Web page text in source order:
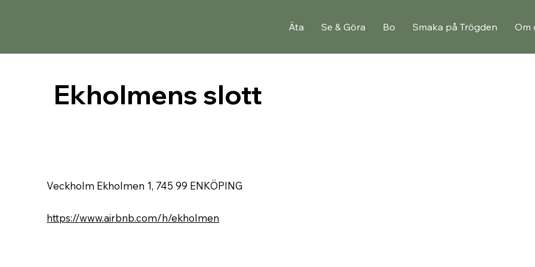
Äta Se & Göra Bo Smaka på Trögden Om
Ekholmens slott
Veckholm Ekholmen 1, 745 99 ENKÖPING
https://www.airbnb.com/h/ekholmen